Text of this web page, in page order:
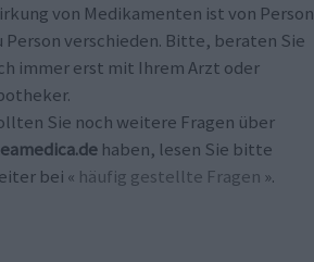
von Medikamenten ist von Person
Person verschieden. Bitte, beraten Sie
immer erst mit Ihrem Arzt oder
Sie noch weitere Fragen über
haben, lesen Sie bitte
bei « häufig gestellte Fragen ».